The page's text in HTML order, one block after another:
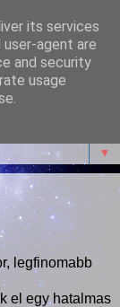
Mosollyal,
▼
legfinomabb
el egy hatalmas
its services
user-agent are
and security
usage